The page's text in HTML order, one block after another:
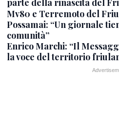
parte della rinascita del
Mv80 e Terremoto del
Possamai: “Un giornale
comunità”
Enrico Marchi: “Il
la voce del territorio